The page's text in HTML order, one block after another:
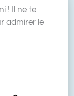
! Il ne te
admirer le